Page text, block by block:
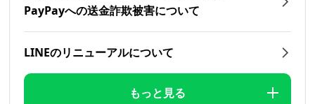
PayPayへの送金詐欺被害について
LINEのリニューアルについて
もっと見る